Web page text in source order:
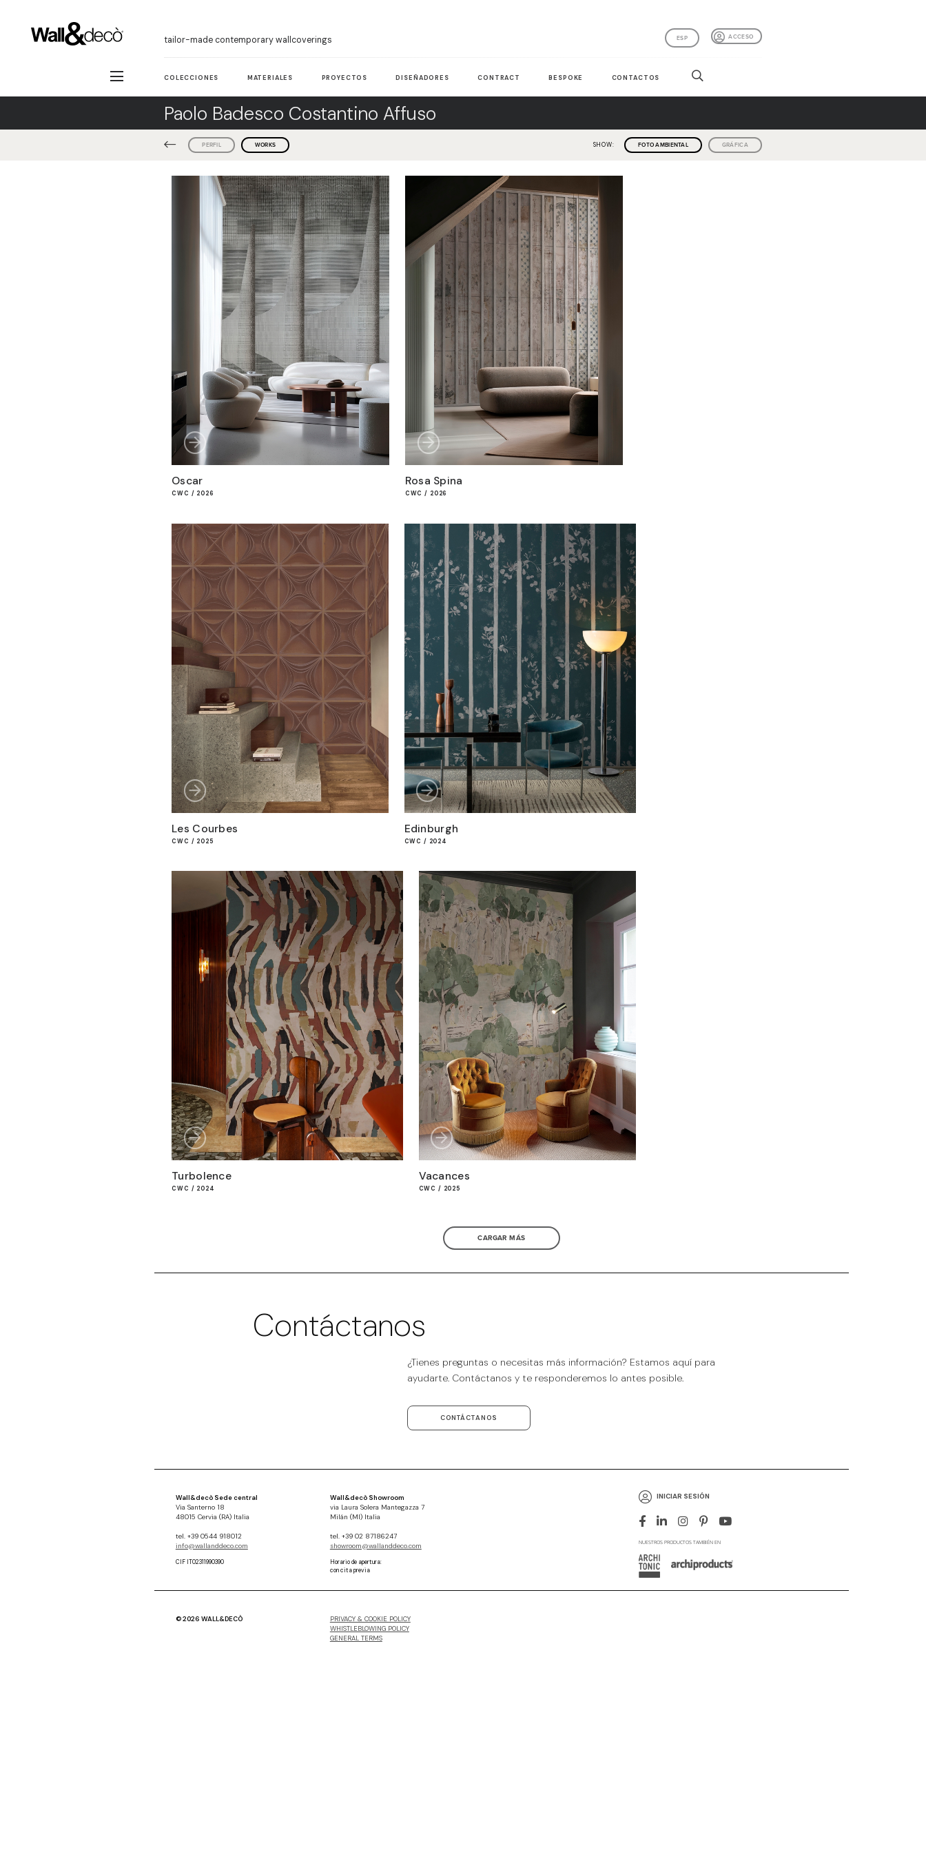
tailor-made contemporary wallcoverings ACCESO
ESP
COLECCIONES MATERIALES PROYECTOS DISEÑADORES CONTRACT BESPOKE CONTACTOS
Paolo Badesco Costantino Affuso
PERFIL WORKS SHOW: FOTO AMBIENTAL GRÁFICA
Oscar
CWC / 2026
Rosa Spina
CWC / 2026
Les Courbes
CWC / 2025
Edinburgh
CWC / 2024
Turbolence
CWC / 2024
Vacances
CWC / 2025
CARGAR MÁS
Contáctanos
¿Tienes preguntas o necesitas más información? Estamos aquí para
ayudarte. Contáctanos y te responderemos lo antes posible.
CONTÁCTANOS
Wall&decò Sede central
Via Santerno 18
48015 Cervia (RA) Italia
tel. +39 0544 918012
info@wallanddeco.com
CIF IT02311990390
Wall&decò Showroom
via Laura Solera Mantegazza 7
Milán (MI) Italia
tel. +39 02 87186247
showroom@wallanddeco.com
Horario de apertura:
con cita previa
INICIAR SESIÓN
NUESTROS PRODUCTOS TAMBIÉN EN
© 2026 WALL&DECÒ
PRIVACY & COOKIE POLICY
WHISTLEBLOWING POLICY
GENERAL TERMS